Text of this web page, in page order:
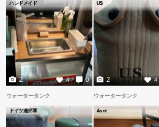
ハンドメイド
4 0
2
US
4
2
ウォータータンク
ドイツ連邦軍
ウォータータンク
Asnt